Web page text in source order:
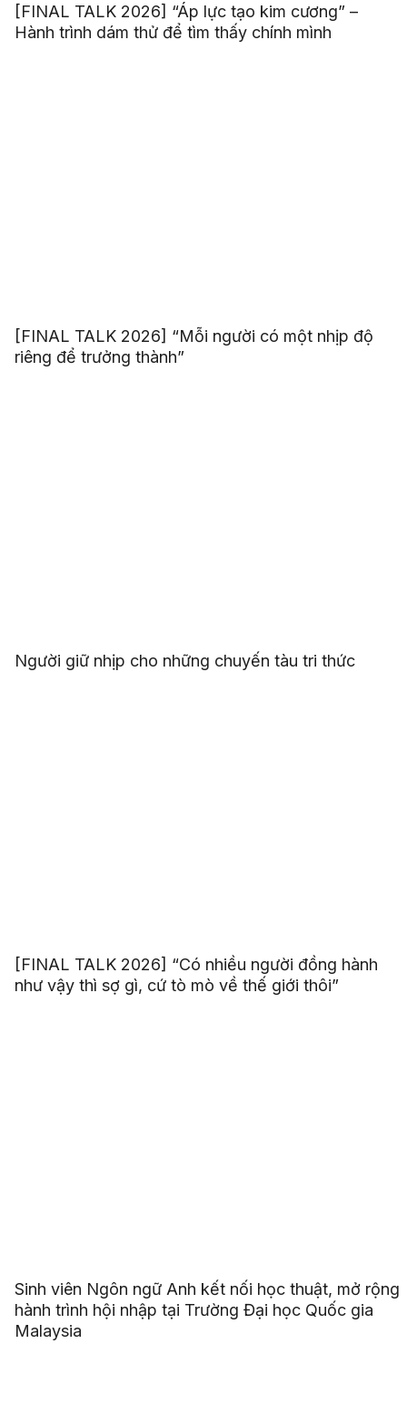
[FINAL TALK 2026] “Áp lực tạo kim cương” –
Hành trình dám thử để tìm thấy chính mình
[FINAL TALK 2026] “Mỗi người có một nhịp độ
riêng để trưởng thành”
Người giữ nhịp cho những chuyến tàu tri thức
[FINAL TALK 2026] “Có nhiều người đồng hành
như vậy thì sợ gì, cứ tò mò về thế giới thôi”
Sinh viên Ngôn ngữ Anh kết nối học thuật, mở rộng
hành trình hội nhập tại Trường Đại học Quốc gia
Malaysia